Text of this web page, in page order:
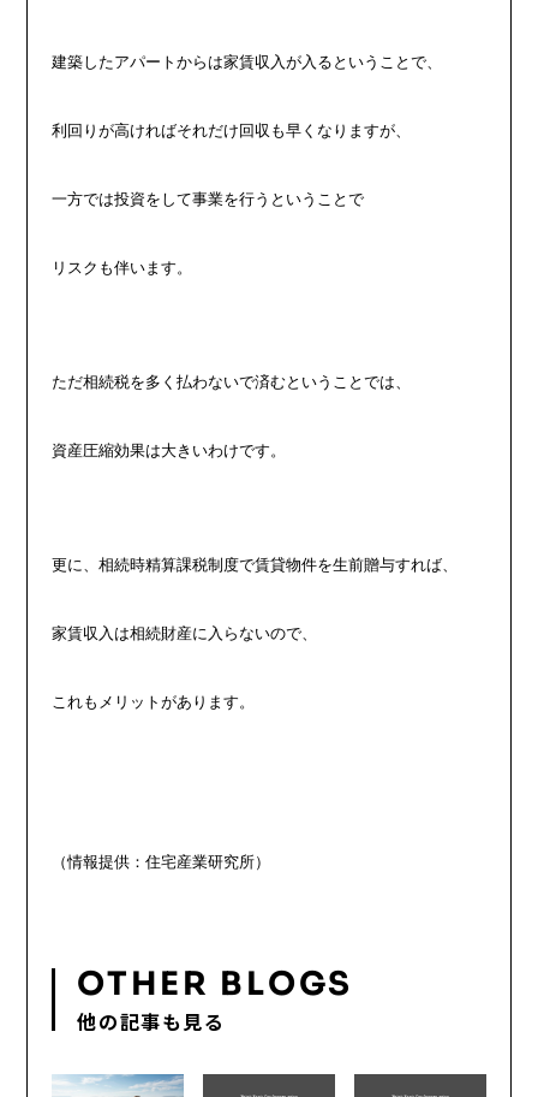
建築したアパートからは家賃収入が入るということで、
利回りが高ければそれだけ回収も早くなりますが、
一方では投資をして事業を行うということで
リスクも伴います。
ただ相続税を多く払わないで済むということでは、
資産圧縮効果は大きいわけです。
更に、相続時精算課税制度で賃貸物件を生前贈与すれば、
家賃収入は相続財産に入らないので、
これもメリットがあります。
（情報提供：住宅産業研究所）
OTHER BLOGS
他の記事も見る